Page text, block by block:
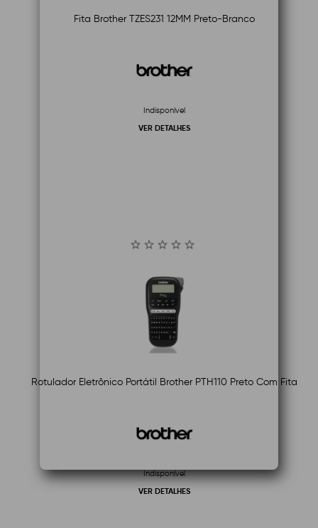
Fita Brother TZES231 12MM Preto-Branco
Indisponível
VER DETALHES
Rotulador Eletrônico Portátil Brother PTH110 Preto Com Fita
Indisponível
VER DETALHES